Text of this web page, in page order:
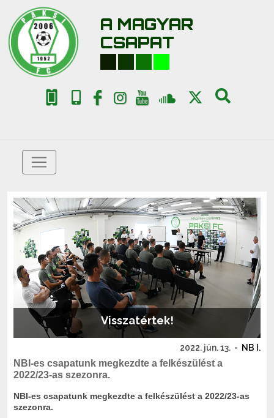
A MAGYAR
CSAPAT
Visszatértek!
2022. jún. 13. - NB I.
NBI-es csapatunk megkezdte a felkészülést a
2022/23-as szezonra.
NBI-es csapatunk megkezdte a felkészülést a 2022/23-as
szezonra.